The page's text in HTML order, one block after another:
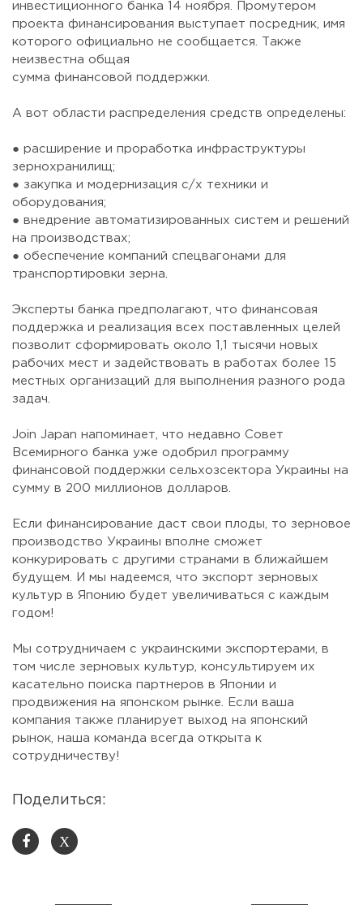
инвестиционного банка 14 ноября. Промутером
проекта финансирования выступает посредник, имя
которого официально не сообщается. Также
неизвестна общая
сумма финансовой поддержки.
А вот области распределения средств определены:
● расширение и проработка инфраструктуры
зернохранилищ;
● закупка и модернизация с/х техники и
оборудования;
● внедрение автоматизированных систем и решений
на производствах;
● обеспечение компаний спецвагонами для
транспортировки зерна.
Эксперты банка предполагают, что финансовая
поддержка и реализация всех поставленных целей
позволит сформировать около 1,1 тысячи новых
рабочих мест и задействовать в работах более 15
местных организаций для выполнения разного рода
задач.
Join Japan напоминает, что недавно Совет
Всемирного банка уже одобрил программу
финансовой поддержки сельхозсектора Украины на
сумму в 200 миллионов долларов.
Если финансирование даст свои плоды, то зерновое
производство Украины вполне сможет
конкурировать с другими странами в ближайшем
будущем. И мы надеемся, что экспорт зерновых
культур в Японию будет увеличиваться с каждым
годом!
Мы сотрудничаем с украинскими экспортерами, в
том числе зерновых культур, консультируем их
касательно поиска партнеров в Японии и
продвижения на японском рынке. Если ваша
компания также планирует выход на японский
рынок, наша команда всегда открыта к
сотрудничеству!
Поделиться:
X